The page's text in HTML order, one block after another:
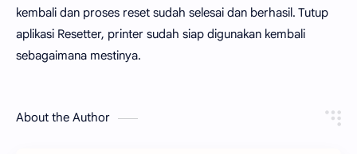
kembali dan proses reset sudah selesai dan berhasil. Tutup
aplikasi Resetter, printer sudah siap digunakan kembali
sebagaimana mestinya.
About the Author